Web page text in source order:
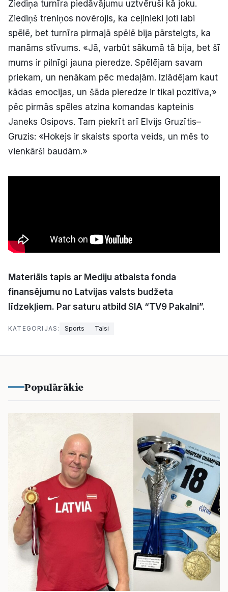
Ziediņa turnīra piedāvājumu uztvēruši kā joku.
Ziediņš treniņos novērojis, ka ceļinieki ļoti labi
spēlē, bet turnīra pirmajā spēlē bija pārsteigts, ka
manāms stīvums. «Jā, varbūt sākumā tā bija, bet šī
mums ir pilnīgi jauna pieredze. Spēlējam savam
priekam, un nenākam pēc medaļām. Izlādējam kaut
kādas emocijas, un šāda pieredze ir tikai pozitīva,»
pēc pirmās spēles atzina komandas kapteinis
Janeks Osipovs. Tam piekrīt arī Elvijs Gruzītis–
Gruzis: «Hokejs ir skaists sporta veids, un mēs to
vienkārši baudām.»
Materiāls tapis ar Mediju atbalsta fonda
finansējumu no Latvijas valsts budžeta
līdzekļiem. Par saturu atbild SIA “TV9 Pakalni”.
KATEGORIJAS: Sports Talsi
Populārākie